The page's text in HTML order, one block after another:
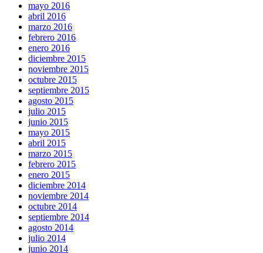
mayo 2016
abril 2016
marzo 2016
febrero 2016
enero 2016
diciembre 2015
noviembre 2015
octubre 2015
septiembre 2015
agosto 2015
julio 2015
junio 2015
mayo 2015
abril 2015
marzo 2015
febrero 2015
enero 2015
diciembre 2014
noviembre 2014
octubre 2014
septiembre 2014
agosto 2014
julio 2014
junio 2014